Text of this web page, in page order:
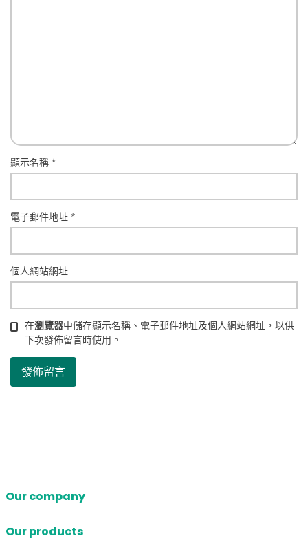
顯示名稱*
電子郵件地址*
個人網站網址
在瀏覽器中儲存顯示名稱、電子郵件地址及個人網站網址，以供
下次發佈留言時使用。
Our company
Our products